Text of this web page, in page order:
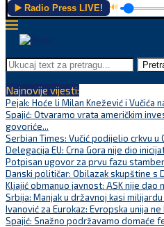
▶️ Radio Press LIVE! 🔊
Najnovije vijesti:
Pejak: Hoće li Milan Knežević i Vučića
Spajić: Otvaramo vrata američkim
govoriće...
Serbian Times: Vučić podijelio crkvu u
Delegacija EU: Crna Gora nije dio
Potpisan ugovor za prvu fazu
Danski političar: Obilazak skupštine s
Kljajić obmanuo javnost: ASK nije dao
Srbija: Manjak u državnoj kasi
Ivanović za Eurokaz: Evropska unija
Spajić: Snažno podržavamo domaće